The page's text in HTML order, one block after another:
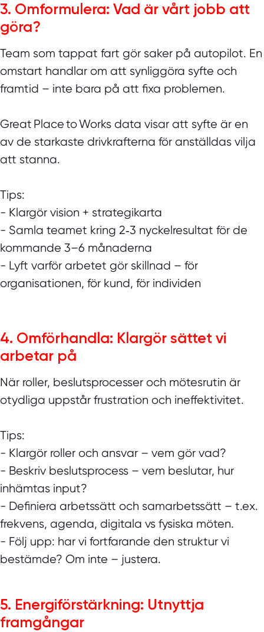
3. Omformulera: Vad är vårt jobb att
göra?
Team som tappat fart gör saker på autopilot. En
omstart handlar om att synliggöra syfte och
framtid – inte bara på att fixa problemen.
Great Place to Works data visar att syfte är en
av de starkaste drivkrafterna för anställdas vilja
att stanna.
Tips:
- Klargör vision + strategikarta
- Samla teamet kring 2‑3 nyckelresultat för de
kommande 3–6 månaderna
- Lyft varför arbetet gör skillnad – för
organisationen, för kund, för individen
4. Omförhandla: Klargör sättet vi
arbetar på
När roller, beslutsprocesser och mötesrutin är
otydliga uppstår frustration och ineffektivitet.
Tips:
- Klargör roller och ansvar – vem gör vad?
- Beskriv beslutsprocess – vem beslutar, hur
inhämtas input?
- Definiera arbetssätt och samarbetssätt – t.ex.
frekvens, agenda, digitala vs fysiska möten.
- Följ upp: har vi fortfarande den struktur vi
bestämde? Om inte – justera.
5. Energiförstärkning: Utnyttja
framgångar